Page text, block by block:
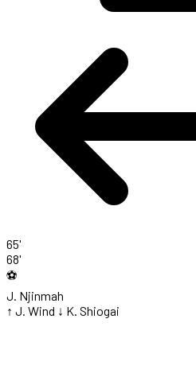
65'
68'
⚽
J. Njinmah
↑ J. Wind ↓ K. Shiogai